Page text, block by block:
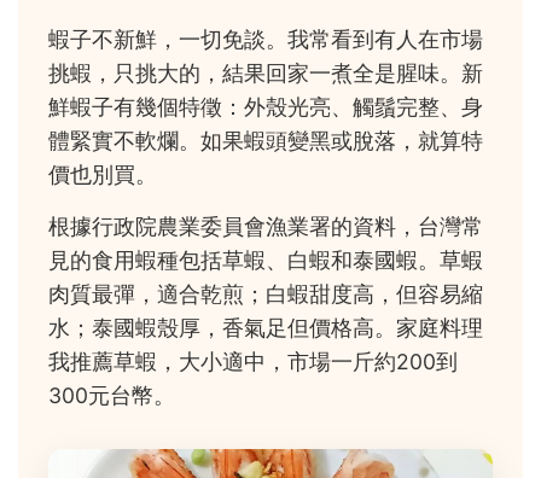
蝦子不新鮮，一切免談。我常看到有人在市場
挑蝦，只挑大的，結果回家一煮全是腥味。新
鮮蝦子有幾個特徵：外殼光亮、觸鬚完整、身
體緊實不軟爛。如果蝦頭變黑或脫落，就算特
價也別買。
根據行政院農業委員會漁業署的資料，台灣常
見的食用蝦種包括草蝦、白蝦和泰國蝦。草蝦
肉質最彈，適合乾煎；白蝦甜度高，但容易縮
水；泰國蝦殼厚，香氣足但價格高。家庭料理
我推薦草蝦，大小適中，市場一斤約200到
300元台幣。